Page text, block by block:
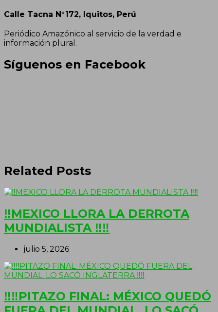
Calle Tacna N°172, Iquitos, Perú
Periódico Amazónico al servicio de la verdad e
información plural.
Síguenos en Facebook
Related Posts
‼MEXICO LLORA LA DERROTA
MUNDIALISTA ‼‼
julio 5, 2026
‼‼PITAZO FINAL: MÉXICO QUEDÓ